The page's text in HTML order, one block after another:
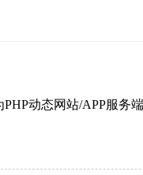
动态网站/APP服务